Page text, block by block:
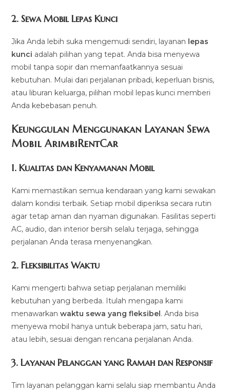
2.Sewa Mobil Lepas Kunci
Jika Anda lebih suka mengemudi sendiri, layanan lepas
kunci adalah pilihan yang tepat. Anda bisa menyewa
mobil tanpa sopir dan memanfaatkannya sesuai
kebutuhan. Mulai dari perjalanan pribadi, keperluan bisnis,
atau liburan keluarga, pilihan mobil lepas kunci memberi
Anda kebebasan penuh.
Keunggulan Menggunakan Layanan Sewa
Mobil ArimbiRentCar
1.Kualitas dan Kenyamanan Mobil
Kami memastikan semua kendaraan yang kami sewakan
dalam kondisi terbaik. Setiap mobil diperiksa secara rutin
agar tetap aman dan nyaman digunakan. Fasilitas seperti
AC, audio, dan interior bersih selalu terjaga, sehingga
perjalanan Anda terasa menyenangkan.
2.Fleksibilitas Waktu
Kami mengerti bahwa setiap perjalanan memiliki
kebutuhan yang berbeda. Itulah mengapa kami
menawarkanwaktu sewa yang fleksibel. Anda bisa
menyewa mobil hanya untuk beberapa jam, satu hari,
atau lebih, sesuai dengan rencana perjalanan Anda.
3.Layanan Pelanggan yang Ramah dan Responsif
Tim layanan pelanggan kami selalu siap membantu Anda